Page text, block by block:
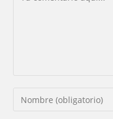
Introducí